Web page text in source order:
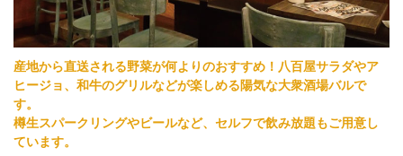
産地から直送される野菜が何よりのおすすめ！八百屋サラダやア
ヒージョ、和牛のグリルなどが楽しめる陽気な大衆酒場バルで
す。
樽生スパークリングやビールなど、セルフで飲み放題もご用意し
ています。